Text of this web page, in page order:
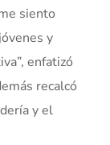
siento
y
enfatizó
recalcó
y el